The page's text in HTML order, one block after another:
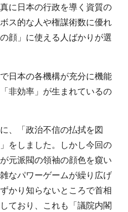
に日本の行政を導く資質の
ス的な人や権謀術数に優れ
顔」に使える人ばかりが選
日本の各機構が充分に機能
非効率」が生まれているの
、「政治不信の払拭を図
をしました。しかし今回の
元派閥の領袖の顔色を窺い
なパワーゲームが繰り広げ
かり知らないところで首相
ており、これも「議院内閣